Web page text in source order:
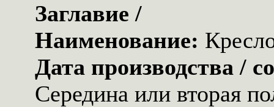
Заглавие /
Наименование:
Дата производства /
Середина или вторая